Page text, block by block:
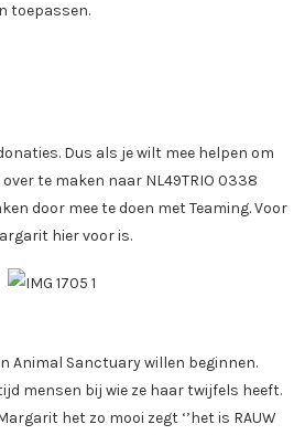
toepassen.
Dus als je wilt mee helpen om
te maken naar NL49TRIO 0338
door mee te doen met Teaming. Voor
hier voor is.
Animal Sanctuary willen beginnen.
mensen bij wie ze haar twijfels heeft.
het zo mooi zegt ‘’het is RAUW